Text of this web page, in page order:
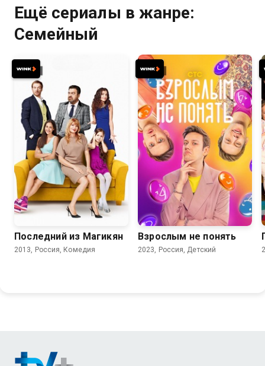
Ещё сериалы в жанре:
Семейный
7.4 5.1
Последний из Магикян
2013, Россия, Комедия
8.1
Взрослым не понять
2023, Россия, Детский